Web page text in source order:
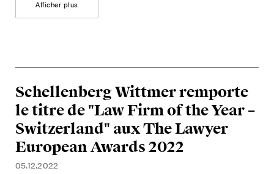
Afficher plus
Schellenberg Wittmer remporte
le titre de "Law Firm of the Year –
Switzerland" aux The Lawyer
European Awards 2022
05.12.2022